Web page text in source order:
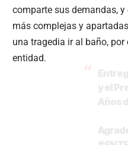
comparte sus demandas,
más complejas y
una tragedia ir al baño,
entidad.